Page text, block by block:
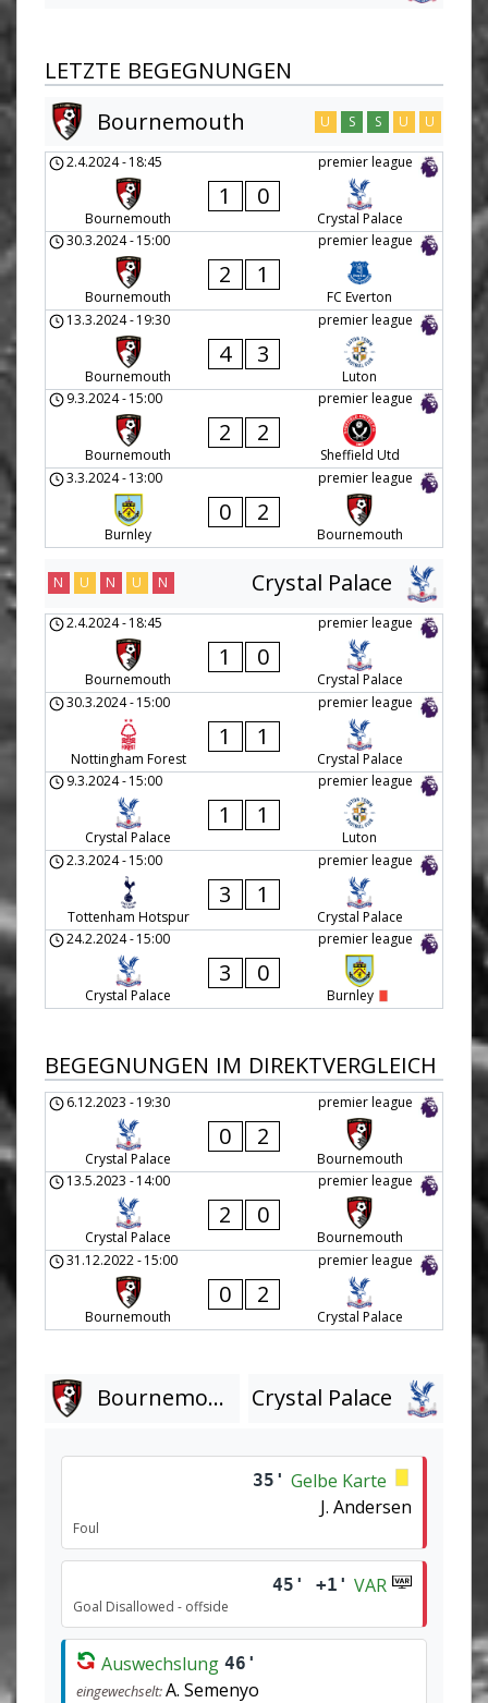
LETZTE BEGEGNUNGEN
Bournemouth
U S S U U
premier league
2.4.2024-18:45
Bournemouth
1 0
Crystal Palace
premier league
30.3.2024-15:00
Bournemouth
2 1
FC Everton
premier league
13.3.2024-19:30
Bournemouth
4 3
Luton
premier league
9.3.2024-15:00
Bournemouth
2 2
Sheffield Utd
premier league
3.3.2024-13:00
Burnley
0 2
Bournemouth
Crystal Palace
N U N U N
premier league
2.4.2024-18:45
Bournemouth
1 0
Crystal Palace
premier league
30.3.2024-15:00
Nottingham Forest
1 1
Crystal Palace
premier league
9.3.2024-15:00
Crystal Palace
1 1
Luton
premier league
2.3.2024-15:00
Tottenham Hotspur
3 1
Crystal Palace
premier league
24.2.2024-15:00
Crystal Palace
3 0
Burnley
BEGEGNUNGEN IM DIREKTVERGLEICH
premier league
6.12.2023 -19:30
Crystal Palace
0 2
Bournemouth
premier league
13.5.2023 -14:00
Crystal Palace
2 0
Bournemouth
premier league
31.12.2022-15:00
Bournemouth
0 2
Crystal Palace
Bournemouth Crystal Palace
35' Gelbe Karte
J. Andersen
Foul
45' +1' VAR
Goal Disallowed - offside
Auswechslung 46'
eingewechselt:A. Semenyo